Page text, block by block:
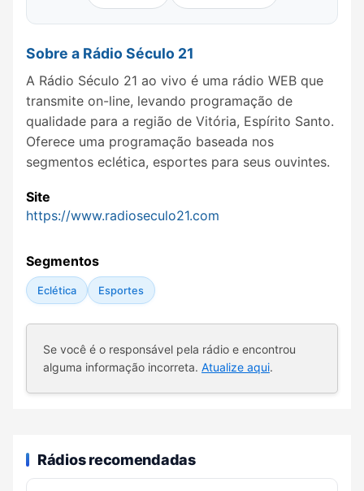
Sobre a Rádio Século 21
A Rádio Século 21 ao vivo é uma rádio WEB que
transmite on-line, levando programação de
qualidade para a região de Vitória, Espírito Santo.
Oferece uma programação baseada nos
segmentos eclética, esportes para seus ouvintes.
Site
https://www.radioseculo21.com
Segmentos
Eclética Esportes
Se você é o responsável pela rádio e encontrou
alguma informação incorreta. Atualize aqui.
Rádios recomendadas